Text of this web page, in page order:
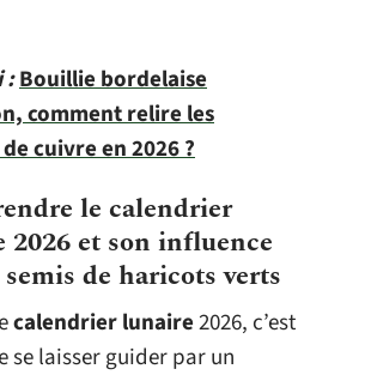
:Bouillie bordelaise
comment relire les
cuivre en 2026 ?
le calendrier
2026 et son influence
de haricots verts
calendrier lunaire2026, c’est
se laisser guider par un